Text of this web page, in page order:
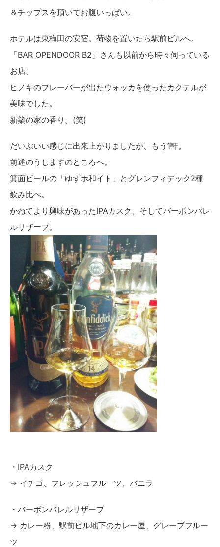
＆チップスを頂いてお腹いっぱい。
ホテルは東梅田の安宿。荷物を置いたら駅前ビルへ。
「BAR OPENDOOR B2」さんも以前から時々伺っている
お店。
ヒノキのフレーバーが出たウォッカを使ったカクテルが
美味でした。
新築の家の香り。(笑)
だいぶいい感じに出来上がりましたが、もう1軒。
前述のうしますのところへ。
箕面ビールの「ゆずホ和イト」とグレンフィデック2種
飲み比べ。
かねてより興味があったIPAカスク、そしてバーボンバレ
ルリザーブ。
・IPAカスク
→ イチゴ、フレッシュフルーツ、バニラ
・バーボンバレルリザーブ
→ カレー粉、駅前ビル地下のカレー屋、グレープフルー
ツ